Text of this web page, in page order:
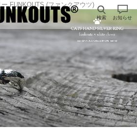
ー FUNKOUTS (ファンクアウツ)
検索 お知らせ